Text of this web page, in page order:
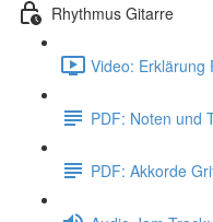
Rhythmus Gitarre
Video: Erklärung
PDF: Noten und
PDF: Akkorde